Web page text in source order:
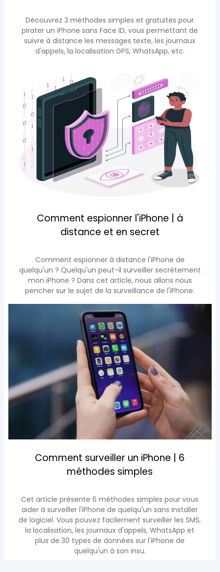
Découvrez 3 méthodes simples et gratuites pour
pirater un iPhone sans Face ID, vous permettant de
suivre à distance les messages texte, les journaux
d'appels, la localisation GPS, WhatsApp, etc.
Comment espionner l'iPhone | à
distance et en secret
Comment espionner à distance l'iPhone de
quelqu'un ? Quelqu'un peut-il surveiller secrètement
mon iPhone ? Dans cet article, nous allons nous
pencher sur le sujet de la surveillance de l'iPhone.
Comment surveiller un iPhone | 6
méthodes simples
Cet article présente 6 méthodes simples pour vous
aider à surveiller l'iPhone de quelqu'un sans installer
de logiciel. Vous pouvez facilement surveiller les SMS,
la localisation, les journaux d'appels, WhatsApp et
plus de 30 types de données sur l'iPhone de
quelqu'un à son insu.